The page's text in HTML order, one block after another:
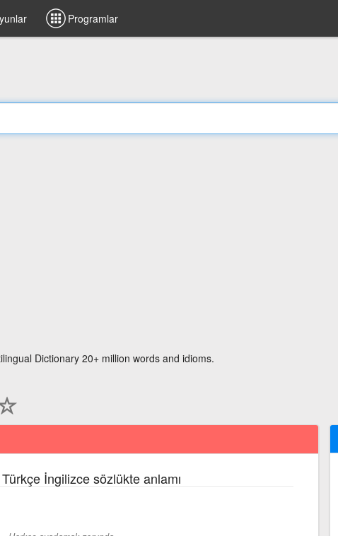
Programlar
Dictionary 20+ million words and idioms.
İngilizce sözlükte anlamı